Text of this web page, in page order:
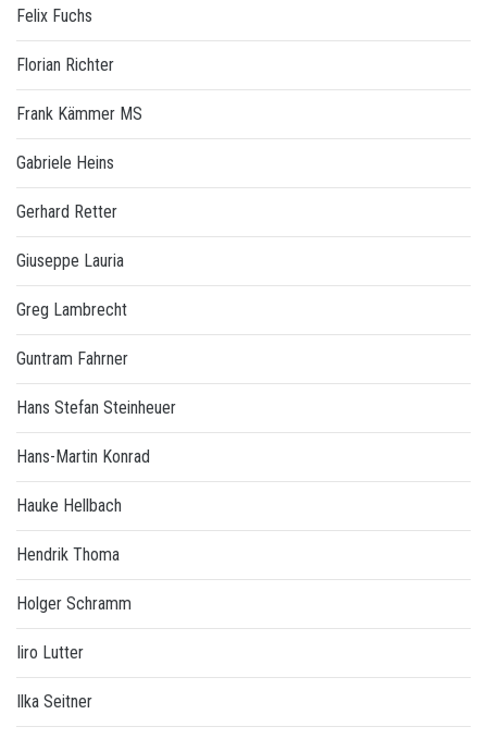
Felix Fuchs
Florian Richter
Frank Kämmer MS
Gabriele Heins
Gerhard Retter
Giuseppe Lauria
Greg Lambrecht
Guntram Fahrner
Hans Stefan Steinheuer
Hans-Martin Konrad
Hauke Hellbach
Hendrik Thoma
Holger Schramm
Iiro Lutter
Ilka Seitner